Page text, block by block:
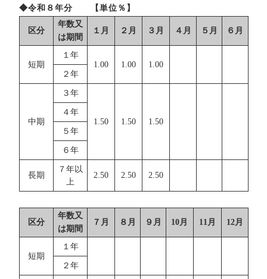
◆令和８年分 【単位％】
区分
年数又
は期間
１月 ２月 ３月 ４月 ５月 ６月
短期
１年
1.00
1.00
1.00
２年
中期
３年
1.50 1.50 1.50
４年
５年
６年
長期
７年以
上
2.50 2.50 2.50
区分
年数又
は期間
７月 ８月 ９月 10月 11月 12月
短期
１年
２年